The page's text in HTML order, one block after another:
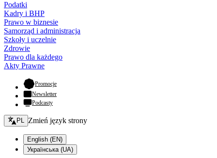
Podatki
Kadry i BHP
Prawo w biznesie
Samorząd i administracja
Szkoły i uczelnie
Zdrowie
Prawo dla każdego
Akty Prawne
Promocje- otwiera się w nowej karcie
Newsletter
Podcasty
Zmień język - bieżący:
PL Zmień język strony
English (EN)
Українська (UA)